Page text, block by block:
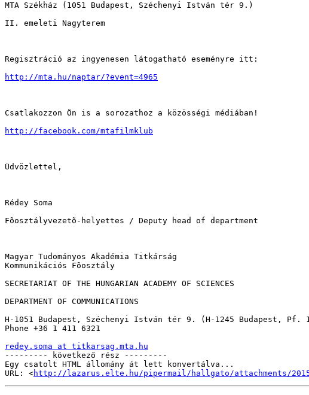
MTA Székház (1051 Budapest, Széchenyi István tér 9.)
II. emeleti Nagyterem
Regisztráció az ingyenesen látogatható eseményre itt:
http://mta.hu/naptar/?event=4965
Csatlakozzon Ön is a sorozathoz a közösségi médiában!
http://facebook.com/mtafilmklub
Üdvözlettel,
Rédey Soma
Fõosztályvezetõ-helyettes / Deputy head of department
Magyar Tudományos Akadémia Titkárság
Kommunikációs Fõosztály
SECRETARIAT OF THE HUNGARIAN ACADEMY OF SCIENCES
DEPARTMENT OF COMMUNICATIONS
H-1051 Budapest, Széchenyi István tér 9. (H-1245 Budapest, Pf.
Phone +36 1 411 6321
redey.soma at titkarsag.mta.hu
--------- következő rész ---------
Egy csatolt HTML állomány át lett konvertálva...
URL: <http://lazarus.elte.hu/pipermail/hallgato/attachments/